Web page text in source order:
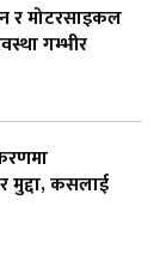
र मोटरसाइकल
गम्भीर
मुद्दा, कसलाई